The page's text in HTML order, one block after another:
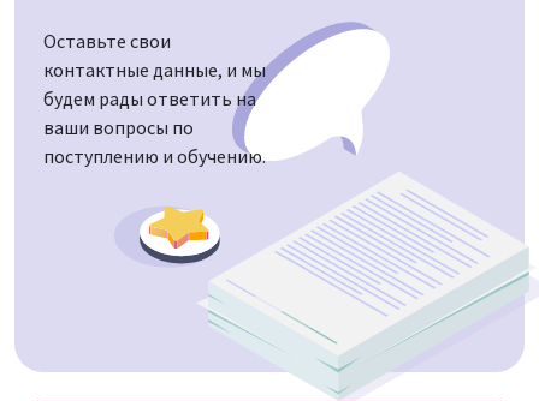
Оставьте свои
контактные данные, и мы
будем рады ответить на
ваши вопросы по
поступлению и обучению.